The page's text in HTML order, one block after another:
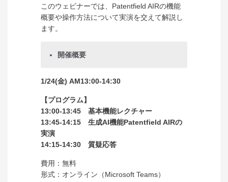
このウェビナーでは、Patentfield AIRの機能
概要や操作方法について実演を交えて解説し
ます。
開催概要
1/24(金) AM13:00-14:30
【プログラム】
13:00-13:45 基本機能レクチャー
13:45-14:15 生成AI機能Patentfield AIRの
実演
14:15-14:30 質疑応答
費用：無料
形式：オンライン（Microsoft Teams）